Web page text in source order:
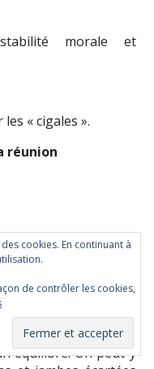
morale et
« cigales ».
réunion
2-1-1-2 Conjunctio
naturellement
attraction ou un
« accord ».
équilibre. On peut y
cookies. En continuant à
de contrôler les cookies,